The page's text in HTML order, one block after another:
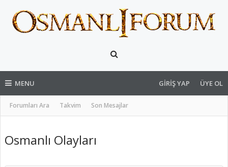
MENU
Forumları Ara Takvim Son Mesajlar
GIRIŞ YAP ÜYE OL
Osmanlı Olayları